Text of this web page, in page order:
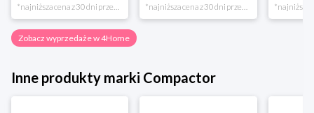
Zobacz wyprzedaże w 4Home
Inne produkty marki Compactor